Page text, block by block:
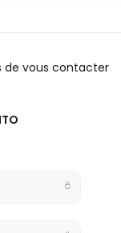
de vous contacter